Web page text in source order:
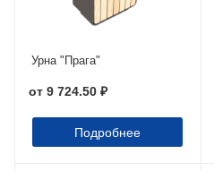
Урна "Прага"
от 9 724.50 ₽
Подробнее